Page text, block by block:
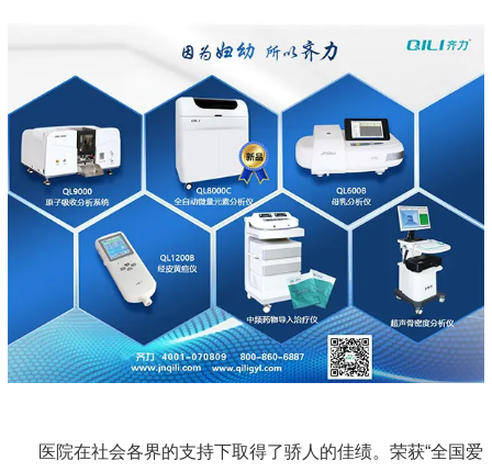
医院在社会各界的支持下取得了骄人的佳绩。荣获“全国爱